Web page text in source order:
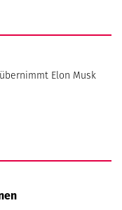
Elon Musk